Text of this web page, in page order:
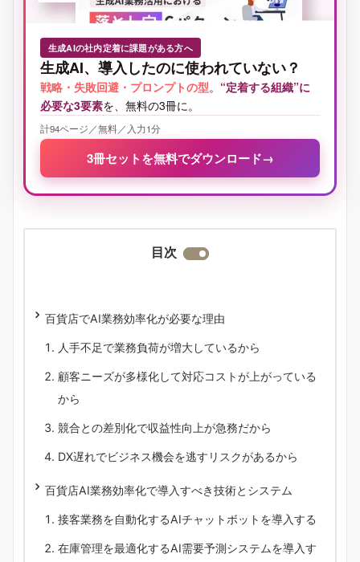
生成AIの社内定着に課題がある方へ
生成AI、導入したのに使われていない？
戦略・失敗回避・プロンプトの型。 “定着する組織”に
必要な3要素を、無料の3冊に。
計94ページ／無料／入力1分
3冊セットを無料でダウンロード→
目次
百貨店でAI業務効率化が必要な理由
人手不足で業務負荷が増大しているから
顧客ニーズが多様化して対応コストが上がっている
から
競合との差別化で収益性向上が急務だから
DX遅れでビジネス機会を逃すリスクがあるから
百貨店AI業務効率化で導入すべき技術とシステム
接客業務を自動化するAIチャットボットを導入する
在庫管理を最適化するAI需要予測システムを導入す